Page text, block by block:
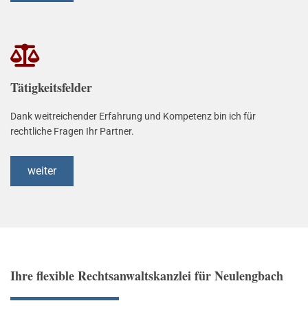

Tätigkeitsfelder
Dank weitreichender Erfahrung und Kompetenz bin ich für
rechtliche Fragen Ihr Partner.
weiter
Ihre flexible Rechtsanwaltskanzlei für Neulengbach